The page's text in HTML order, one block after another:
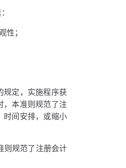
性；
定，实施程序获
，本准则规范了注
时间安排，或缩小
则规范了注册会计